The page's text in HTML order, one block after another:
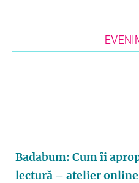
Badabum: Cum îi
lectură – atelier